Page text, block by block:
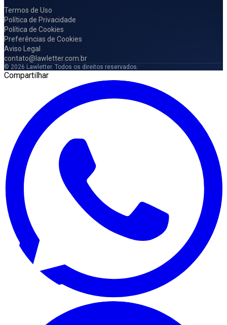
Termos de Uso
Política de Privacidade
Política de Cookies
Preferências de Cookies
Aviso Legal
contato@lawletter.com.br
© 2026 Lawletter. Todos os direitos reservados.
Compartilhar